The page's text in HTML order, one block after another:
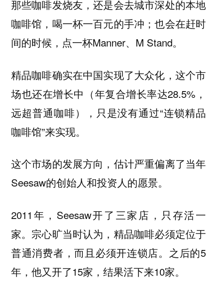
那些咖啡发烧友，还是会去城市深处的本地
咖啡馆，喝一杯一百元的手冲；也会在赶时
间的时候，点一杯Manner、M Stand。
精品咖啡确实在中国实现了大众化，这个市
场也还在增长中（年复合增长率达28.5%，
远超普通咖啡），只是没有通过“连锁精品
咖啡馆”来实现。
这个市场的发展方向，估计严重偏离了当年
Seesaw的创始人和投资人的愿景。
2011年，Seesaw开了三家店，只存活一
家。宗心旷当时认为，精品咖啡必须定位于
普通消费者，而且必须开连锁店。之后的5
年，他又开了15家，结果活下来10家。